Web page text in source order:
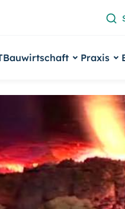
Bauwirtschaft Praxis